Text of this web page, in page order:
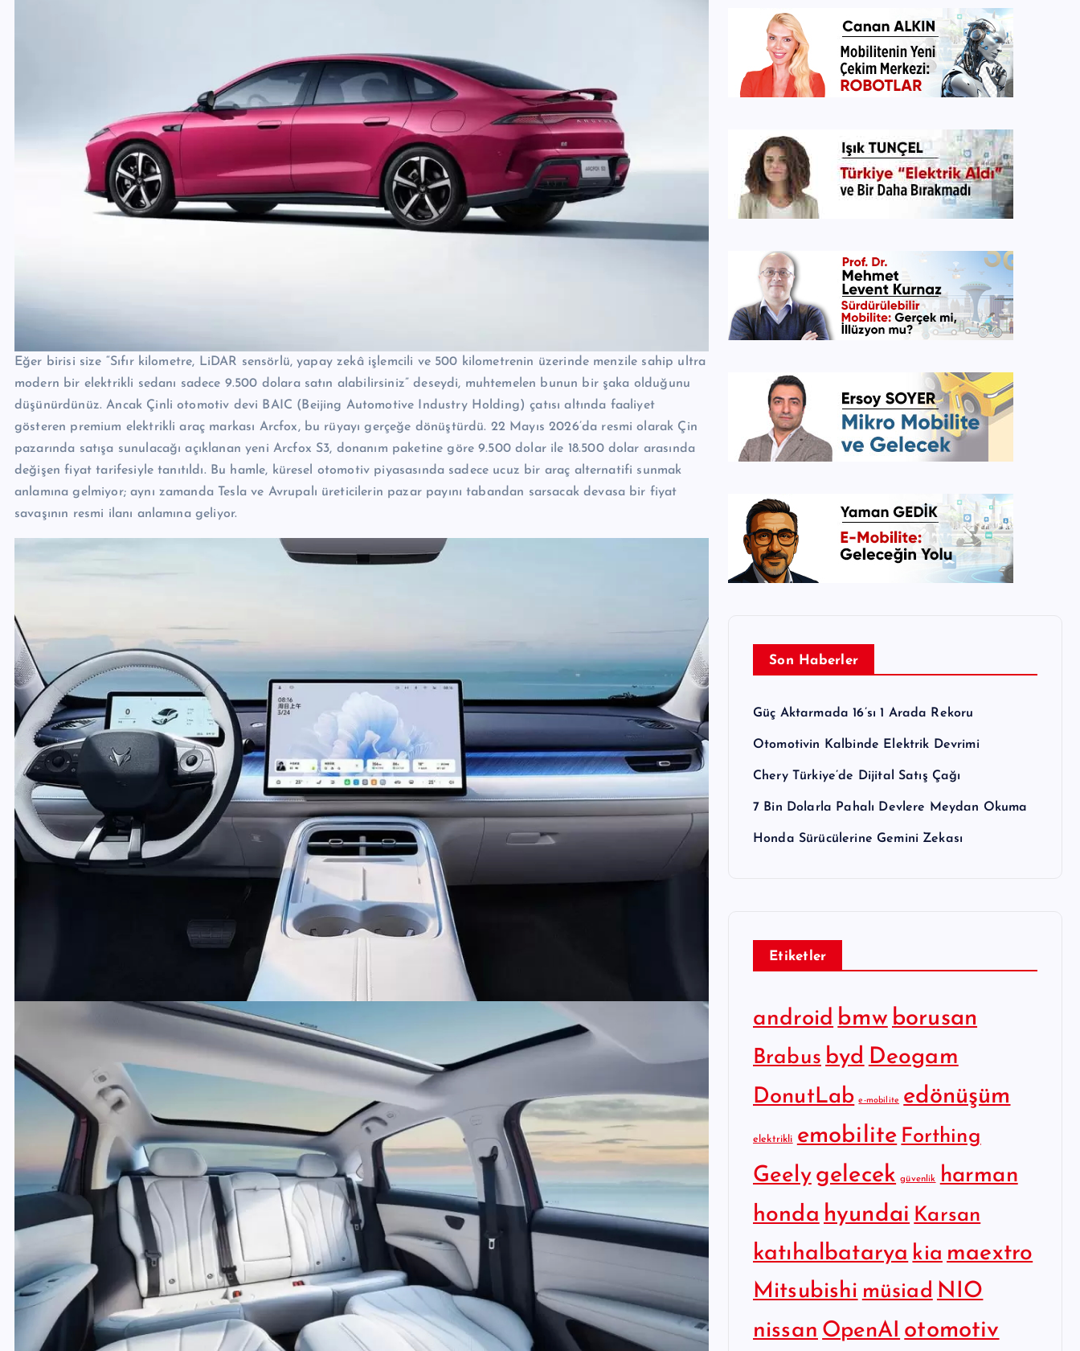
Eğer birisi size “Sıfır kilometre, LiDAR sensörlü, yapay zekâ işlemcili ve 500 kilometrenin üzerinde menzile sahip ultra
modern bir elektrikli sedanı sadece 9.500 dolara satın alabilirsiniz” deseydi, muhtemelen bunun bir şaka olduğunu
düşünürdünüz. Ancak Çinli otomotiv devi BAIC (Beijing Automotive Industry Holding) çatısı altında faaliyet
gösteren premium elektrikli araç markası Arcfox, bu rüyayı gerçeğe dönüştürdü. 22 Mayıs 2026’da resmi olarak Çin
pazarında satışa sunulacağı açıklanan yeni Arcfox S3, donanım paketine göre 9.500 dolar ile 18.500 dolar arasında
değişen fiyat tarifesiyle tanıtıldı. Bu hamle, küresel otomotiv piyasasında sadece ucuz bir araç alternatifi sunmak
anlamına gelmiyor; aynı zamanda Tesla ve Avrupalı üreticilerin pazar payını tabandan sarsacak devasa bir fiyat
savaşının resmi ilanı anlamına geliyor.
Son Haberler
Güç Aktarmada 16’sı 1 Arada Rekoru
Otomotivin Kalbinde Elektrik Devrimi
Chery Türkiye’de Dijital Satış Çağı
7 Bin Dolarla Pahalı Devlere Meydan Okuma
Honda Sürücülerine Gemini Zekası
Etiketler
android bmw borusan
Brabus byd Deogam
DonutLab e-mobilite edönüşüm
elektrikli emobilite Forthing
Geely gelecek güvenlik
harman
honda hyundai Karsan
katıhalbatarya kia maextro
Mitsubishi müsiad NIO
nissan OpenAI otomotiv